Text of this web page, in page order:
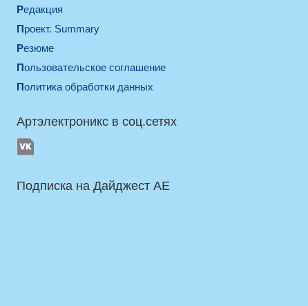
Редакция
Проект. Summary
Резюме
Пользовательское соглашение
Политика обработки данных
Артэлектроникс в соц.сетях
Подписка на Дайджест AE